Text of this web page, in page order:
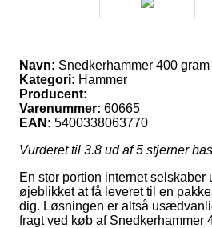
Navn: Snedkerhammer 400
Kategori: Hammer
Producent:
Varenummer: 60665
EAN: 5400338063770
Vurderet til 3.8 ud af 5 stjerner
En stor portion internet
øjeblikket at få leveret til en
dig. Løsningen er altså
fragt ved køb af Snedkerhammer